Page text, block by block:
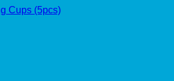
Cups (5pcs)